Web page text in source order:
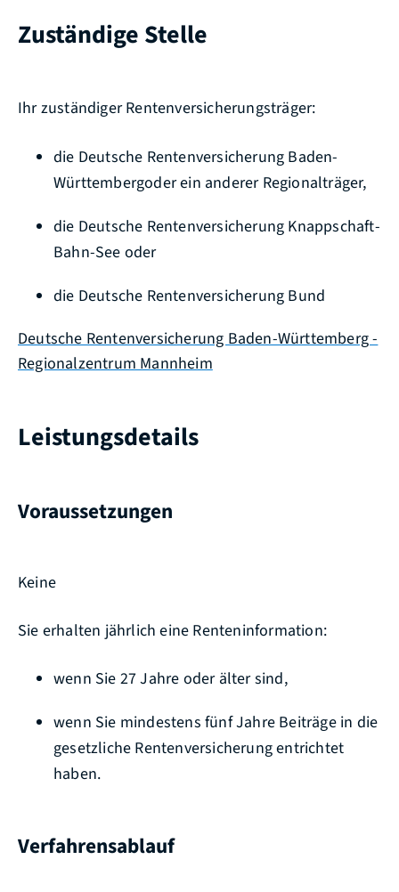
Zuständige Stelle
Ihr zuständiger Rentenversicherungsträger:
die Deutsche Rentenversicherung Baden-
Württembergoder ein anderer Regionalträger,
die Deutsche Rentenversicherung Knappschaft-
Bahn-See oder
die Deutsche Rentenversicherung Bund
Deutsche Rentenversicherung Baden-Württemberg -
Regionalzentrum Mannheim
Leistungsdetails
Voraussetzungen
Keine
Sie erhalten jährlich eine Renteninformation:
wenn Sie 27 Jahre oder älter sind,
wenn Sie mindestens fünf Jahre Beiträge in die
gesetzliche Rentenversicherung entrichtet
haben.
Verfahrensablauf